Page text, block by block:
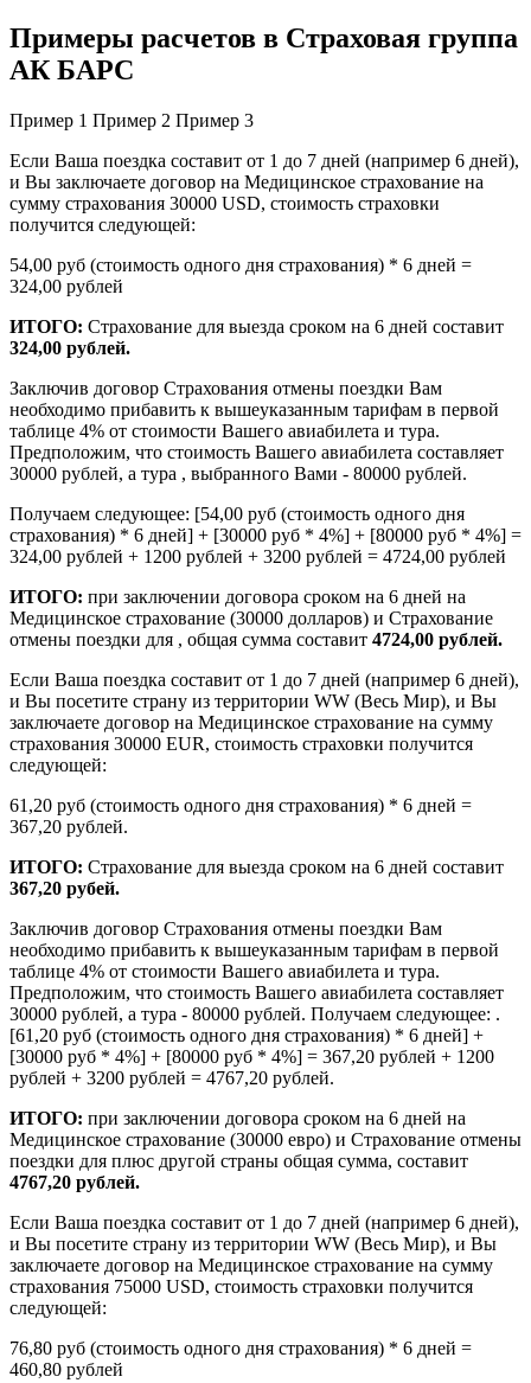
Примеры расчетов в Страховая группа
АК БАРС
Пример 1 Пример 2 Пример 3
Если Ваша поездка составит от 1 до 7 дней (например 6 дней),
и Вы заключаете договор на Медицинское страхование на
сумму страхования 30000 USD, стоимость страховки
получится следующей:
54,00 руб (стоимость одного дня страхования) * 6 дней =
324,00 рублей
ИТОГО: Страхование для выезда сроком на 6 дней составит
324,00 рублей.
Заключив договор Страхования отмены поездки Вам
необходимо прибавить к вышеуказанным тарифам в первой
таблице 4% от стоимости Вашего авиабилета и тура.
Предположим, что стоимость Вашего авиабилета составляет
30000 рублей, а тура , выбранного Вами - 80000 рублей.
Получаем следующее: [54,00 руб (стоимость одного дня
страхования) * 6 дней] + [30000 руб * 4%] + [80000 руб * 4%] =
324,00 рублей + 1200 рублей + 3200 рублей = 4724,00 рублей
ИТОГО: при заключении договора сроком на 6 дней на
Медицинское страхование (30000 долларов) и Страхование
отмены поездки для , общая сумма составит 4724,00 рублей.
Если Ваша поездка составит от 1 до 7 дней (например 6 дней),
и Вы посетите страну из территории WW (Весь Мир), и Вы
заключаете договор на Медицинское страхование на сумму
страхования 30000 EUR, стоимость страховки получится
следующей:
61,20 руб (стоимость одного дня страхования) * 6 дней =
367,20 рублей.
ИТОГО: Страхование для выезда сроком на 6 дней составит
367,20 рубей.
Заключив договор Страхования отмены поездки Вам
необходимо прибавить к вышеуказанным тарифам в первой
таблице 4% от стоимости Вашего авиабилета и тура.
Предположим, что стоимость Вашего авиабилета составляет
30000 рублей, а тура - 80000 рублей. Получаем следующее: .
[61,20 руб (стоимость одного дня страхования) * 6 дней] +
[30000 руб * 4%] + [80000 руб * 4%] = 367,20 рублей + 1200
рублей + 3200 рублей = 4767,20 рублей.
ИТОГО: при заключении договора сроком на 6 дней на
Медицинское страхование (30000 евро) и Страхование отмены
поездки для плюс другой страны общая сумма, составит
4767,20 рублей.
Если Ваша поездка составит от 1 до 7 дней (например 6 дней),
и Вы посетите страну из территории WW (Весь Мир), и Вы
заключаете договор на Медицинское страхование на сумму
страхования 75000 USD, стоимость страховки получится
следующей:
76,80 руб (стоимость одного дня страхования) * 6 дней =
460,80 рублей